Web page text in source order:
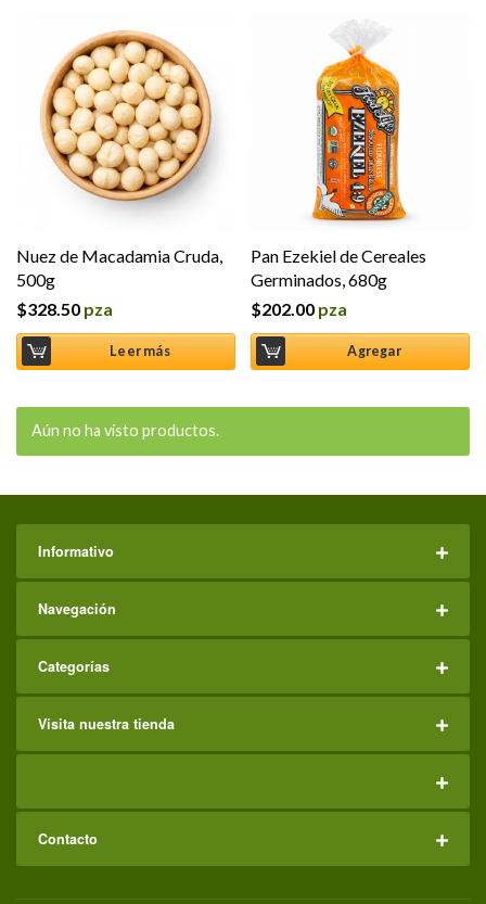
Nuez de Macadamia Cruda,
500g
$328.50 pza
Leer más
Pan Ezekiel de Cereales
Germinados, 680g
$202.00 pza
Agregar
Aún no ha visto productos.
Informativo
Navegación
Categorías
Visita nuestra tienda
Contacto